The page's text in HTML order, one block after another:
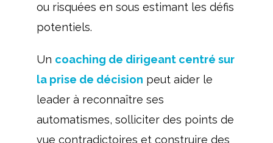
ou risquées en sous estimant les défis
potentiels.
Un coaching de dirigeant centré sur
la prise de décision peut aider le
leader à reconnaître ses
automatismes, solliciter des points de
vue contradictoires et construire des